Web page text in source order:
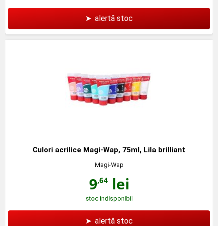
➤ alertă stoc
Culori acrilice Magi-Wap, 75ml, Lila brilliant
Magi-Wap
9,64lei
stoc indisponibil
➤ alertă stoc